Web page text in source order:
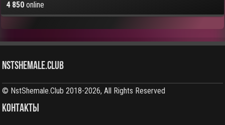
4 850 online
NstShemale.Club
© NstShemale.Club 2018-2026, All Rights Reserved
КОНТАКТЫ